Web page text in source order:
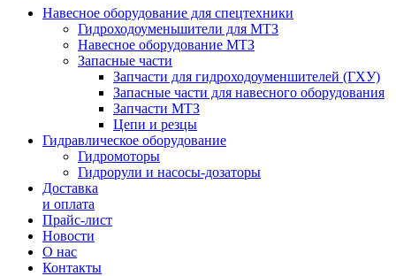
Навесное оборудование для спецтехники
Гидроходоуменьшители для МТЗ
Навесное оборудование МТЗ
Запасные части
Запчасти для гидроходоуменшителей (ГХУ)
Запасные части для навесного оборудования
Запчасти МТЗ
Цепи и резцы
Гидравлическое оборудование
Гидромоторы
Гидрорули и насосы-дозаторы
Доставка
и оплата
Прайс-лист
Новости
О нас
Контакты